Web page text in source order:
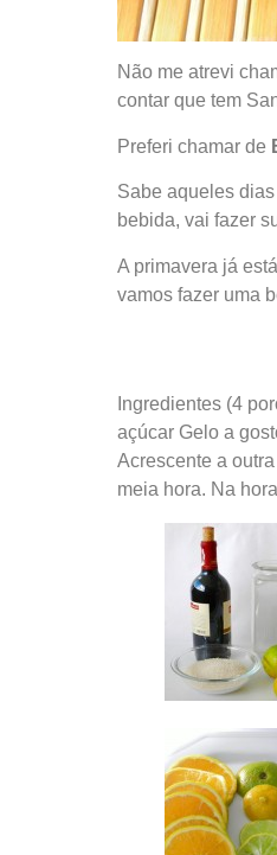
Não me atrevi
contar que tem
Preferi chamar de
Sabe aqueles
bebida, vai fazer
A primavera já
vamos fazer uma
Ingredientes (4
açúcar Gelo a
Acrescente a
meia hora. Na